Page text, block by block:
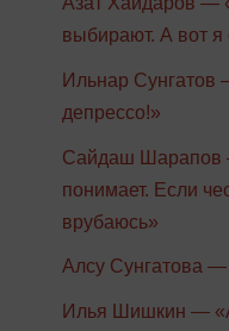
выбирают. А вот я
Ильнар
депрессо!»
Сайдаш Шарапов
понимает. Если
врубаюсь»
Алсу Сунгатова
Илья Шишкин —